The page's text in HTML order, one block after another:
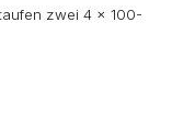
zwei 4 x 100-